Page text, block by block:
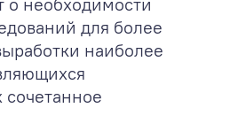
для более
наиболее